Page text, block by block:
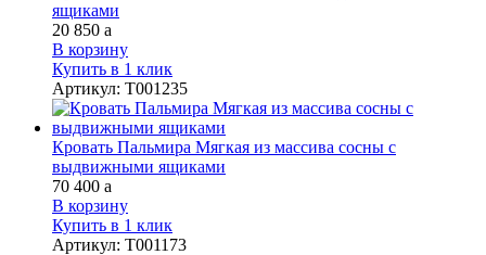
ящиками
20 850 a
В корзину
Купить в 1 клик
Артикул: Т001235
Кровать Пальмира Мягкая из массива сосны с
выдвижными ящиками
70 400 a
В корзину
Купить в 1 клик
Артикул: Т001173